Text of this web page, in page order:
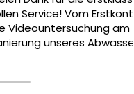
am Telefon, über
Tag und die
dank Inliner-
nicht besser
Wir können